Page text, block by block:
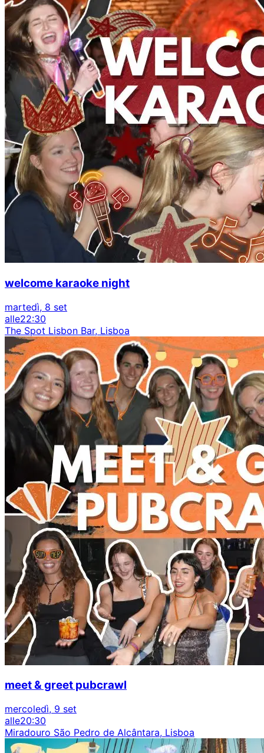
welcome karaoke night
martedì, 8 set
alle22:30
The Spot Lisbon Bar, Lisboa
meet & greet pubcrawl
mercoledì, 9 set
alle20:30
Miradouro São Pedro de Alcântara, Lisboa